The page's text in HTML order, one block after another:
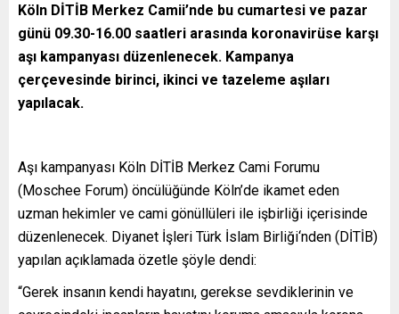
Köln DİTİB Merkez Camii’nde bu cumartesi ve pazar
günü 09.30-16.00 saatleri arasında koronavirüse karşı
aşı kampanyası düzenlenecek. Kampanya
çerçevesinde birinci, ikinci ve tazeleme aşıları
yapılacak.
Aşı kampanyası Köln DİTİB Merkez Cami Forumu
(Moschee Forum) öncülüğünde Köln’de ikamet eden
uzman hekimler ve cami gönüllüleri ile işbirliği içerisinde
düzenlenecek. Diyanet İşleri Türk İslam Birliği‘nden (DİTİB)
yapılan açıklamada özetle şöyle dendi:
“Gerek insanın kendi hayatını, gerekse sevdiklerinin ve